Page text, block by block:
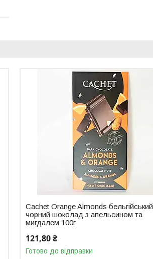
Cachet Orange Almonds бельгійський
чорний шоколад з апельсином та
мигдалем 100г
121,80 ₴
Готово до відправки